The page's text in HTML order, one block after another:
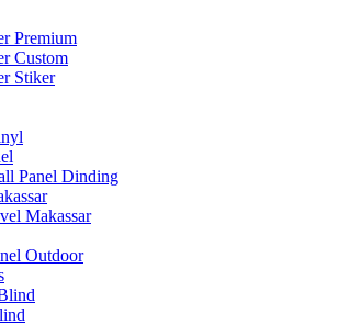
Premium
Custom
Stiker
Panel Dinding
Makassar
Outdoor